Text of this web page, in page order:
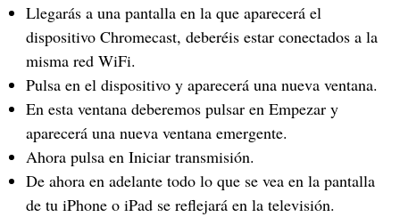
Llegarás a una pantalla en la que aparecerá el
dispositivo Chromecast, deberéis estar conectados a la
misma red WiFi.
Pulsa en el dispositivo y aparecerá una nueva ventana.
En esta ventana deberemos pulsar en Empezar y
aparecerá una nueva ventana emergente.
Ahora pulsa en Iniciar transmisión.
De ahora en adelante todo lo que se vea en la pantalla
de tu iPhone o iPad se reflejará en la televisión.